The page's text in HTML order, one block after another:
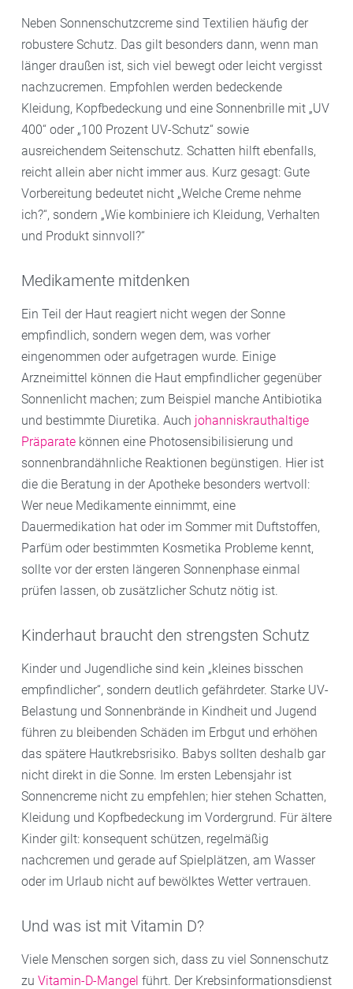
Neben Sonnenschutzcreme sind Textilien häufig der
robustere Schutz. Das gilt besonders dann, wenn man
länger draußen ist, sich viel bewegt oder leicht vergisst
nachzucremen. Empfohlen werden bedeckende
Kleidung, Kopfbedeckung und eine Sonnenbrille mit „UV
400“ oder „100 Prozent UV-Schutz“ sowie
ausreichendem Seitenschutz. Schatten hilft ebenfalls,
reicht allein aber nicht immer aus. Kurz gesagt: Gute
Vorbereitung bedeutet nicht „Welche Creme nehme
ich?“, sondern „Wie kombiniere ich Kleidung, Verhalten
und Produkt sinnvoll?“
Medikamente mitdenken
Ein Teil der Haut reagiert nicht wegen der Sonne
empfindlich, sondern wegen dem, was vorher
eingenommen oder aufgetragen wurde. Einige
Arzneimittel können die Haut empfindlicher gegenüber
Sonnenlicht machen; zum Beispiel manche Antibiotika
und bestimmte Diuretika. Auch johanniskrauthaltige
Präparate können eine Photosensibilisierung und
sonnenbrandähnliche Reaktionen begünstigen. Hier ist
die die Beratung in der Apotheke besonders wertvoll:
Wer neue Medikamente einnimmt, eine
Dauermedikation hat oder im Sommer mit Duftstoffen,
Parfüm oder bestimmten Kosmetika Probleme kennt,
sollte vor der ersten längeren Sonnenphase einmal
prüfen lassen, ob zusätzlicher Schutz nötig ist.
Kinderhaut braucht den strengsten Schutz
Kinder und Jugendliche sind kein „kleines bisschen
empfindlicher“, sondern deutlich gefährdeter. Starke UV-
Belastung und Sonnenbrände in Kindheit und Jugend
führen zu bleibenden Schäden im Erbgut und erhöhen
das spätere Hautkrebsrisiko. Babys sollten deshalb gar
nicht direkt in die Sonne. Im ersten Lebensjahr ist
Sonnencreme nicht zu empfehlen; hier stehen Schatten,
Kleidung und Kopfbedeckung im Vordergrund. Für ältere
Kinder gilt: konsequent schützen, regelmäßig
nachcremen und gerade auf Spielplätzen, am Wasser
oder im Urlaub nicht auf bewölktes Wetter vertrauen.
Und was ist mit Vitamin D?
Viele Menschen sorgen sich, dass zu viel Sonnenschutz
zu Vitamin-D-Mangel führt. Der Krebsinformationsdienst